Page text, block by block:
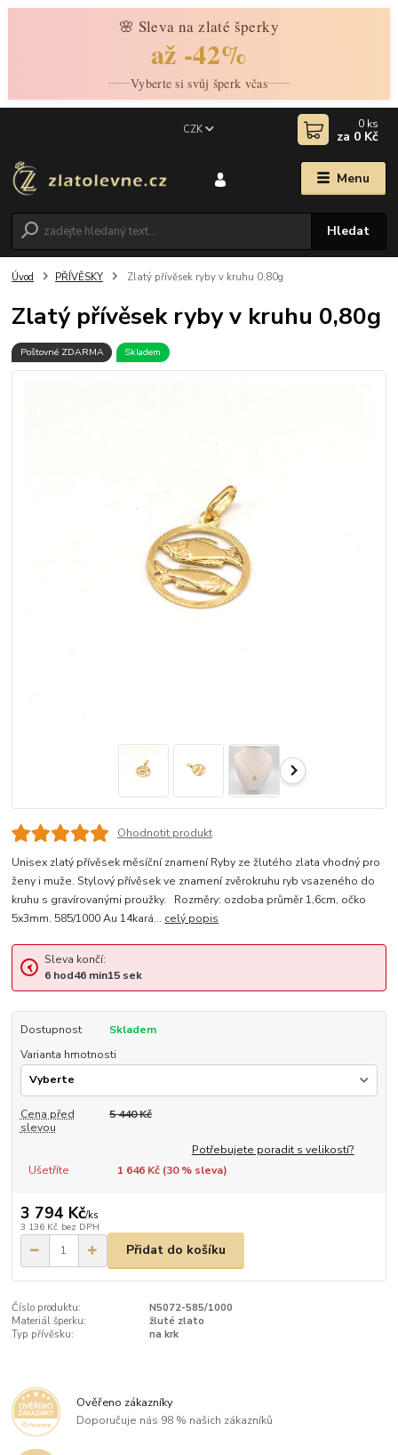
🌸 Sleva na zlaté šperky
až -42%
Vyberte si svůj šperk včas
Menu
CZK
Hledat
0 ks
za 0 Kč
Úvod PŘÍVĚSKY Zlatý přívěsek ryby v kruhu 0,80g
Zlatý přívěsek ryby v kruhu 0,80g
Poštovné ZDARMA Skladem
Ohodnotit produkt
Unisex zlatý přívěsek měsíční znamení Ryby ze žlutého zlata vhodný pro
ženy i muže. Stylový přívěsek ve znamení zvěrokruhu ryb vsazeného do
kruhu s gravírovanými proužky. Rozměry: ozdoba průměr 1,6cm, očko
5x3mm. 585/1000 Au 14kará... celý popis
Sleva končí:
6hod46min15sek
Dostupnost
Skladem
Varianta hmotnosti
Cena před
slevou
5 440 Kč
Potřebujete poradit s velikostí?
Ušetříte
1 646 Kč (30% sleva)
3 794 Kč/ks
3 136 Kč bez DPH
Přidat do košíku
Číslo produktu:
N5072-585/1000
Materiál šperku:
žluté zlato
Typ přívěsku:
na krk
Ověřeno zákazníky
Doporučuje nás 98 % našich zákazníků